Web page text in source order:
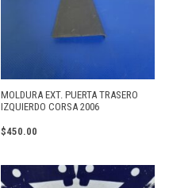
MOLDURA EXT. PUERTA TRASERO
IZQUIERDO CORSA 2006
$450.00